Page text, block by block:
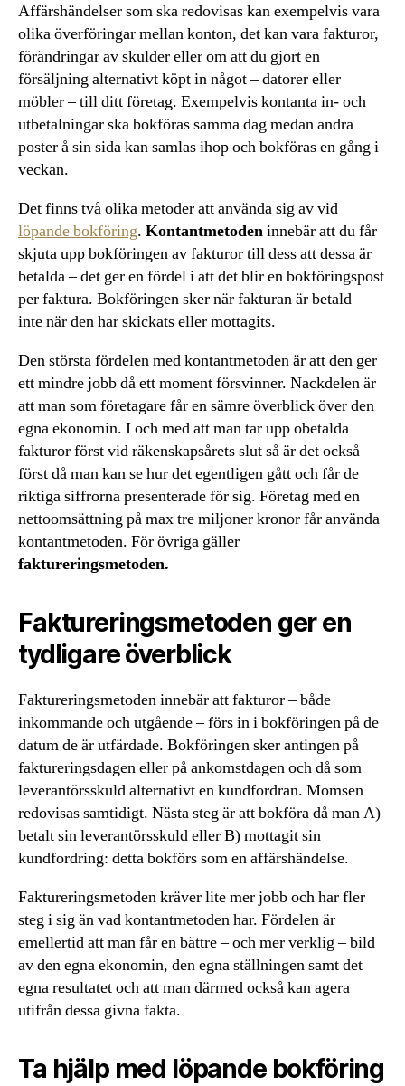
Affärshändelser som ska redovisas kan exempelvis vara
olika överföringar mellan konton, det kan vara fakturor,
förändringar av skulder eller om att du gjort en
försäljning alternativt köpt in något – datorer eller
möbler – till ditt företag. Exempelvis kontanta in- och
utbetalningar ska bokföras samma dag medan andra
poster å sin sida kan samlas ihop och bokföras en gång i
veckan.
Det finns två olika metoder att använda sig av vid
löpande bokföring. Kontantmetodeninnebär att du får
skjuta upp bokföringen av fakturor till dess att dessa är
betalda – det ger en fördel i att det blir en bokföringspost
per faktura. Bokföringen sker när fakturan är betald –
inte när den har skickats eller mottagits.
Den största fördelen med kontantmetoden är att den ger
ett mindre jobb då ett moment försvinner. Nackdelen är
att man som företagare får en sämre överblick över den
egna ekonomin. I och med att man tar upp obetalda
fakturor först vid räkenskapsårets slut så är det också
först då man kan se hur det egentligen gått och får de
riktiga siffrorna presenterade för sig. Företag med en
nettoomsättning på max tre miljoner kronor får använda
kontantmetoden. För övriga gäller
faktureringsmetoden.
Faktureringsmetoden ger en
tydligare överblick
Faktureringsmetoden innebär att fakturor – både
inkommande och utgående – förs in i bokföringen på de
datum de är utfärdade. Bokföringen sker antingen på
faktureringsdagen eller på ankomstdagen och då som
leverantörsskuld alternativt en kundfordran. Momsen
redovisas samtidigt. Nästa steg är att bokföra då man A)
betalt sin leverantörsskuld eller B) mottagit sin
kundfordring: detta bokförs som en affärshändelse.
Faktureringsmetoden kräver lite mer jobb och har fler
steg i sig än vad kontantmetoden har. Fördelen är
emellertid att man får en bättre – och mer verklig – bild
av den egna ekonomin, den egna ställningen samt det
egna resultatet och att man därmed också kan agera
utifrån dessa givna fakta.
Ta hjälp med löpande bokföring